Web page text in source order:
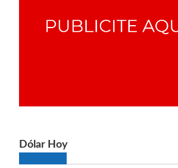
Dólar Hoy